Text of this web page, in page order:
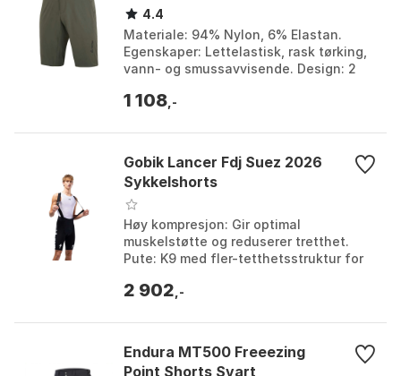
4.4
Materiale: 94% Nylon, 6% Elastan.
Egenskaper: Lettelastisk, rask tørking,
vann- og smussavvisende. Design: 2
sykkelbukser, ju...
1 108 ,-
Gobik Lancer Fdj Suez 2026
Sykkelshorts
Høy kompresjon: Gir optimal
muskelstøtte og reduserer tretthet.
Pute: K9 med fler-tetthetsstruktur for
Pusteevne: Eksepsjonell...
2 902 ,-
Endura MT500 Freeezing
Point Shorts Svart